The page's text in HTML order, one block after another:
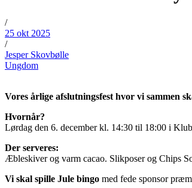
/
25 okt 2025
/
Jesper Skovbølle
Ungdom
Vores årlige afslutningsfest hvor vi sammen
Hvornår?
Lørdag den 6. december kl. 14:30 til 18:00 i
Der serveres:
Æbleskiver og varm cacao. Slikposer og Chips
Vi skal spille Jule bingo med fede sponsor